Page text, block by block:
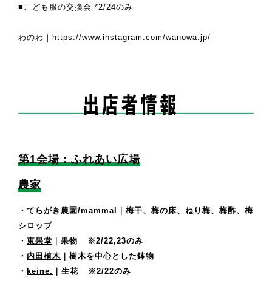
■こども服の交換会 *2/24のみ
わのわ｜ https://www.instagram.com/wanowa.jp/
第1会場：ふれあい広場
農家
・ てらがき農園/mammal ｜梅干、梅の床、ねり梅、梅酢、梅
シロップ
・ 東果堂 ｜果物
※2/22,23のみ
・ 内田植木 ｜樹木を中心とした鉢物
・ keine. ｜生花 ※2/22のみ